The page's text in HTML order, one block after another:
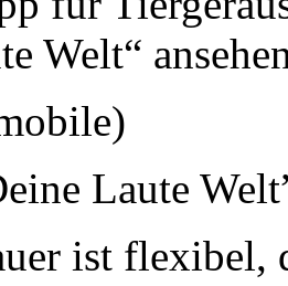
Welt“
Laute
ist flexibel,